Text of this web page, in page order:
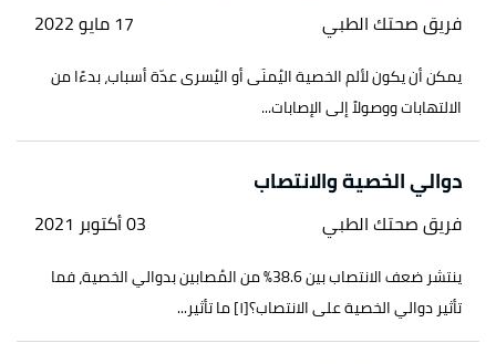
فريق صحتك الطبي 17 مايو 2022
يمكن أن يكون لألم الخصية اليُمنَى أو اليُسرى عدّة أسباب، بدءًا من
الالتهابات ووصولاً إلى الإصابات...
دوالي الخصية والانتصاب
فريق صحتك الطبي 03 أكتوبر 2021
ينتشر ضعف الانتصاب بين 38.6% من المُصابين بدوالي الخصية، فما
تأثير دوالي الخصية على الانتصاب؟[١] ما تأثير...